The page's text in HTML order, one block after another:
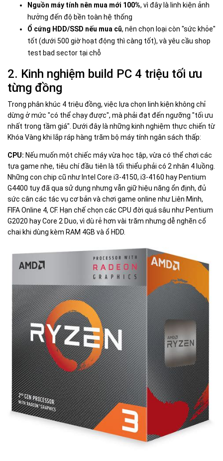
Nguồn máy tính nên mua mới 100%, vì đây là linh kiện ảnh
hưởng đến độ bền toàn hệ thống
Ổ cứng HDD/SSD nếu mua cũ, nên chọn loại còn "sức khỏe"
tốt (dưới 500 giờ hoạt động thì càng tốt), và yêu cầu shop
test bad sector tại chỗ
2. Kinh nghiệm build PC 4 triệu tối ưu
từng đồng
Trong phân khúc 4 triệu đồng, việc lựa chọn linh kiện không chỉ
dừng ở mức "có thể chạy được", mà phải đạt đến ngưỡng "tối ưu
nhất trong tầm giá". Dưới đây là những kinh nghiệm thực chiến từ
Khóa Vàng khi lắp ráp hàng trăm bộ máy tính ngân sách thấp:
CPU: Nếu muốn một chiếc máy vừa học tập, vừa có thể chơi các
tựa game nhẹ, tiêu chí đầu tiên là tối thiểu phải có 2 nhân 4 luồng.
Những con chip cũ như Intel Core i3-4150, i3-4160 hay Pentium
G4400 tuy đã qua sử dụng nhưng vẫn giữ hiệu năng ổn định, đủ
sức cân các tác vụ cơ bản và chơi game online như Liên Minh,
FIFA Online 4, CF. Hạn chế chọn các CPU đời quá sâu như Pentium
G2020 hay Core 2 Duo, vì dù rẻ hơn vài trăm nhưng dễ nghẽn cổ
chai khi dùng kèm RAM 4GB và ổ HDD.